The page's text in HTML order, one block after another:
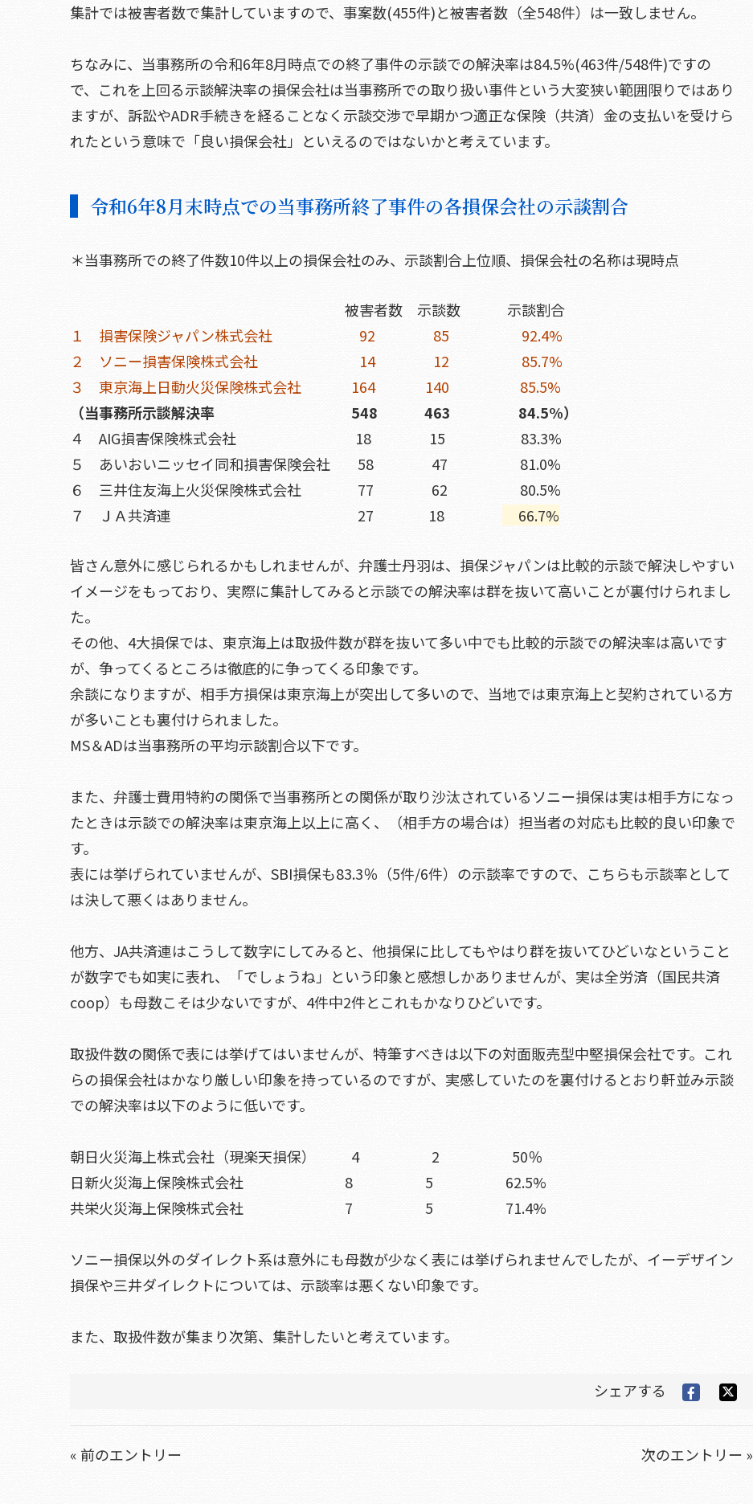
集計では被害者数で集計していますので、事案数(455件)と被害者数（全548件）は一致しません。
ちなみに、当事務所の令和6年8月時点での終了事件の示談での解決率は84.5%(463件/548件)ですの
で、これを上回る示談解決率の損保会社は当事務所での取り扱い事件という大変狭い範囲限りではあり
ますが、訴訟やADR手続きを経ることなく示談交渉で早期かつ適正な保険（共済）金の支払いを受けら
れたという意味で「良い損保会社」といえるのではないかと考えています。
令和6年8月末時点での当事務所終了事件の各損保会社の示談割合
＊当事務所での終了件数10件以上の損保会社のみ、示談割合上位順、損保会社の名称は現時点
被害者数 示談数 示談割合
１ 損害保険ジャパン株式会社 92 85 92.4%
２ ソニー損害保険株式会社 14 12 85.7%
３ 東京海上日動火災保険株式会社 164 140 85.5%
（当事務所示談解決率 548 463 84.5%）
４ AIG損害保険株式会社 18 15 83.3%
５ あいおいニッセイ同和損害保険会社 58 47 81.0%
６ 三井住友海上火災保険株式会社 77 62 80.5%
７ ＪＡ共済連 27 18
66.7%
皆さん意外に感じられるかもしれませんが、弁護士丹羽は、損保ジャパンは比較的示談で解決しやすい
イメージをもっており、実際に集計してみると示談での解決率は群を抜いて高いことが裏付けられまし
た。
その他、4大損保では、東京海上は取扱件数が群を抜いて多い中でも比較的示談での解決率は高いです
が、争ってくるところは徹底的に争ってくる印象です。
余談になりますが、相手方損保は東京海上が突出して多いので、当地では東京海上と契約されている方
が多いことも裏付けられました。
MS＆ADは当事務所の平均示談割合以下です。
また、弁護士費用特約の関係で当事務所との関係が取り沙汰されているソニー損保は実は相手方になっ
たときは示談での解決率は東京海上以上に高く、（相手方の場合は）担当者の対応も比較的良い印象で
す。
表には挙げられていませんが、SBI損保も83.3％（5件/6件）の示談率ですので、こちらも示談率として
は決して悪くはありません。
他方、JA共済連はこうして数字にしてみると、他損保に比してもやはり群を抜いてひどいなということ
が数字でも如実に表れ、「でしょうね」という印象と感想しかありませんが、実は全労済（国民共済
coop）も母数こそは少ないですが、4件中2件とこれもかなりひどいです。
取扱件数の関係で表には挙げてはいませんが、特筆すべきは以下の対面販売型中堅損保会社です。これ
らの損保会社はかなり厳しい印象を持っているのですが、実感していたのを裏付けるとおり軒並み示談
での解決率は以下のように低いです。
朝日火災海上株式会社（現楽天損保） 4 2 50％
日新火災海上保険株式会社 8 5 62.5%
共栄火災海上保険株式会社 7 5 71.4%
ソニー損保以外のダイレクト系は意外にも母数が少なく表には挙げられませんでしたが、イーデザイン
損保や三井ダイレクトについては、示談率は悪くない印象です。
また、取扱件数が集まり次第、集計したいと考えています。
シェアする
« 前のエントリー 次のエントリー »